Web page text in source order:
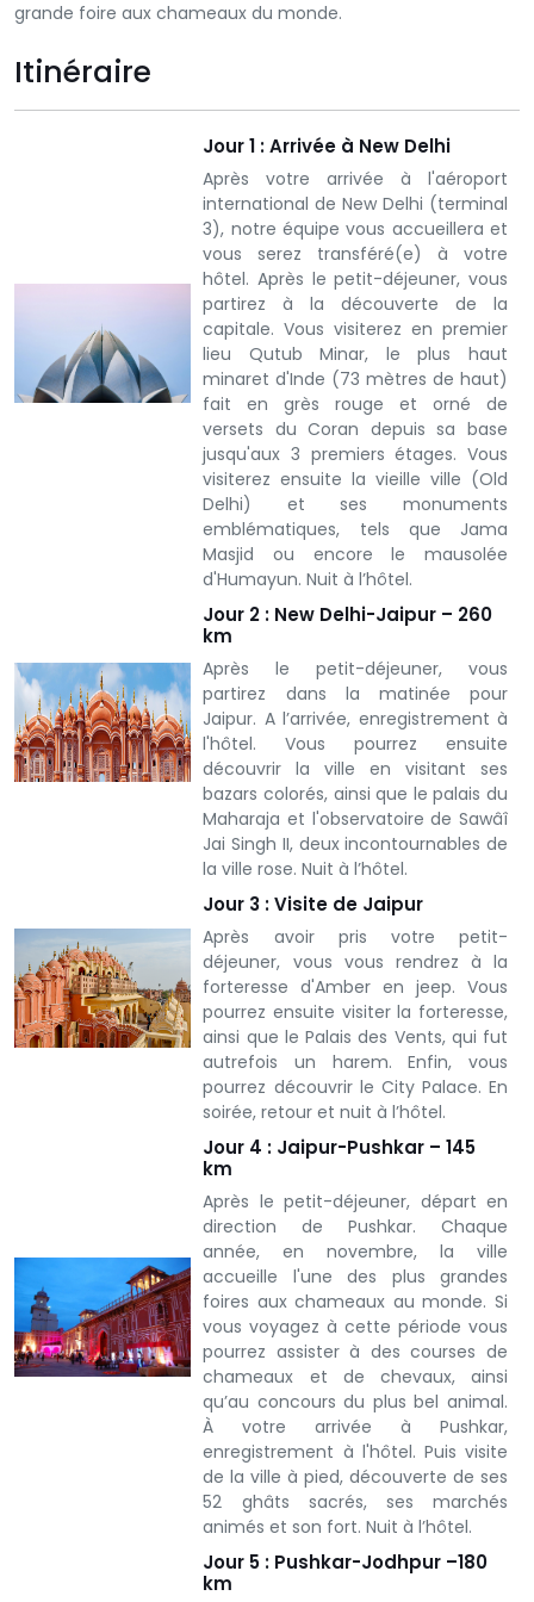
grande foire aux chameaux du monde.
Itinéraire
Jour 1 : Arrivée à New Delhi
Après votre arrivée à l'aéroport
international de New Delhi (terminal
3), notre équipe vous accueillera et
vous serez transféré(e) à votre
hôtel. Après le petit-déjeuner, vous
partirez à la découverte de la
capitale. Vous visiterez en premier
lieu Qutub Minar, le plus haut
minaret d'Inde (73 mètres de haut)
fait en grès rouge et orné de
versets du Coran depuis sa base
jusqu'aux 3 premiers étages. Vous
visiterez ensuite la vieille ville (Old
Delhi) et ses monuments
emblématiques, tels que Jama
Masjid ou encore le mausolée
d'Humayun. Nuit à l’hôtel.
Jour 2 : New Delhi-Jaipur – 260
km
Après le petit-déjeuner, vous
partirez dans la matinée pour
Jaipur. A l’arrivée, enregistrement à
l'hôtel. Vous pourrez ensuite
découvrir la ville en visitant ses
bazars colorés, ainsi que le palais du
Maharaja et l'observatoire de Sawâî
Jai Singh II, deux incontournables de
la ville rose. Nuit à l’hôtel.
Jour 3 : Visite de Jaipur
Après avoir pris votre petit-
déjeuner, vous vous rendrez à la
forteresse d'Amber en jeep. Vous
pourrez ensuite visiter la forteresse,
ainsi que le Palais des Vents, qui fut
autrefois un harem. Enfin, vous
pourrez découvrir le City Palace. En
soirée, retour et nuit à l’hôtel.
Jour 4 : Jaipur-Pushkar – 145
km
Après le petit-déjeuner, départ en
direction de Pushkar. Chaque
année, en novembre, la ville
accueille l'une des plus grandes
foires aux chameaux au monde. Si
vous voyagez à cette période vous
pourrez assister à des courses de
chameaux et de chevaux, ainsi
qu’au concours du plus bel animal.
À votre arrivée à Pushkar,
enregistrement à l'hôtel. Puis visite
de la ville à pied, découverte de ses
52 ghâts sacrés, ses marchés
animés et son fort.Nuit à l’hôtel.
Jour 5 : Pushkar-Jodhpur –180
km